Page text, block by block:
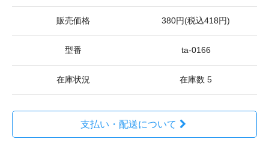
販売価格 380円(税込418円)
型番 ta-0166
在庫状況 在庫数 5
支払い・配送について